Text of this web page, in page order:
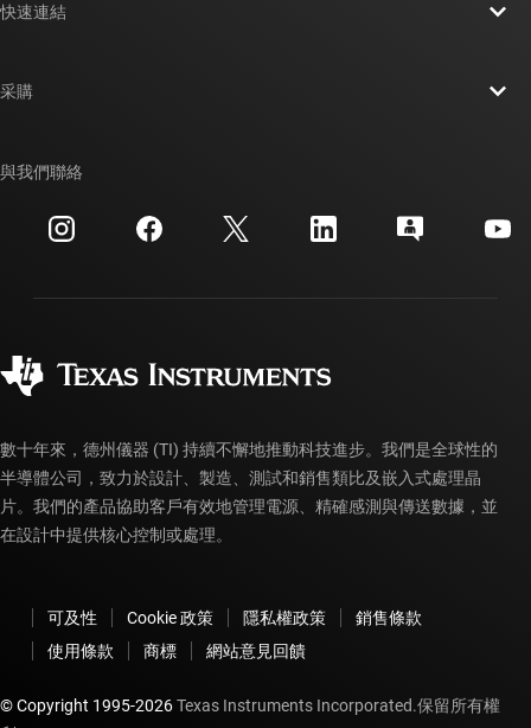
投資人關系
製造
快速連結
交互參考搜索
客戶支援中心
myTI 帳戶常見問題解答
采購
訂購 FAQ
與我們聯絡
數十年來，德州儀器 (TI) 持續不懈地推動科技進步。我們是全球性的
半導體公司，致力於設計、製造、測試和銷售類比及嵌入式處理晶
片。我們的產品協助客戶有效地管理電源、精確感測與傳送數據，並
在設計中提供核心控制或處理。
可及性 Cookie 政策 隱私權政策
銷售條款
使用條款
商標 網站意見回饋
© Copyright 1995-2026Texas Instruments Incorporated.保留所有權